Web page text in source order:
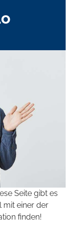
Seite gibt es
mit einer der
finden!